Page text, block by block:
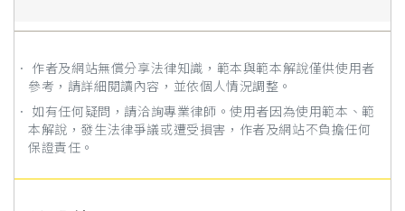
． 作者及網站無償分享法律知識，範本與範本解說僅供使用者
參考，請詳細閱讀內容，並依個人情況調整。
． 如有任何疑問，請洽詢專業律師。使用者因為使用範本、範
本解說，發生法律爭議或遭受損害，作者及網站不負擔任何
保證責任。